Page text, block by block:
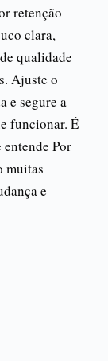
retenção
clara,
qualidade
Ajuste o
e segure a
funcionar. É
Por
muitas
e